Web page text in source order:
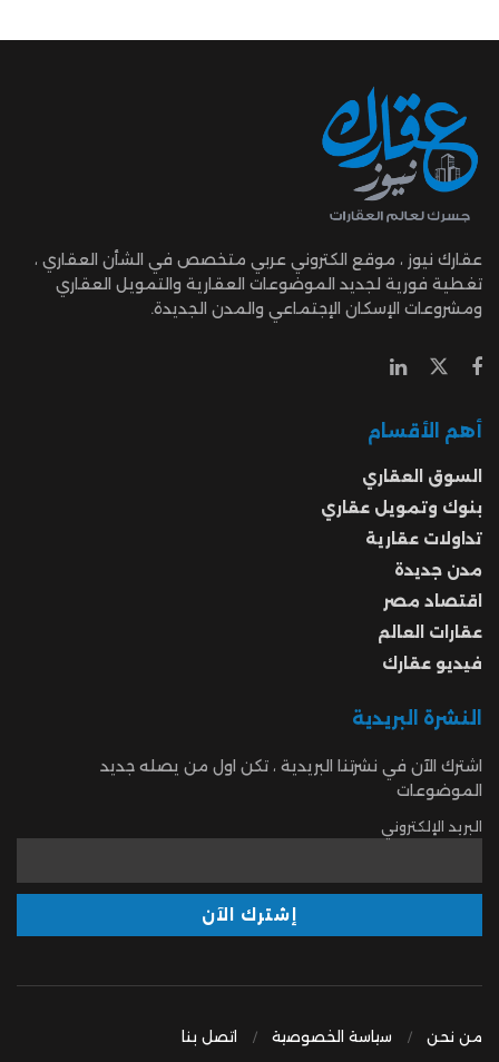
عقارك نيوز ، موقع الكتروني عربي متخصص في الشأن العقاري ،
تغطية فورية لجديد الموضوعات العقارية والتمويل العقاري
ومشروعات الإسكان الإجتماعي والمدن الجديدة.
أهم الأقسام
السوق العقاري
بنوك وتمويل عقاري
تداولات عقارية
مدن جديدة
اقتصاد مصر
عقارات العالم
فيديو عقارك
النشرة البريدية
اشترك الآن في نشرتنا البريدية ، تكن اول من يصله جديد
الموضوعات
البريد الإلكتروني
من نحن سياسة الخصوصية اتصل بنا